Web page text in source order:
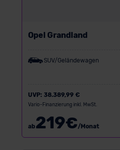
Opel Grandland
SUV/Geländewagen
UVP: 38.389,99 €
Vario-Finanzierung inkl. MwSt.
ab219€/Monat